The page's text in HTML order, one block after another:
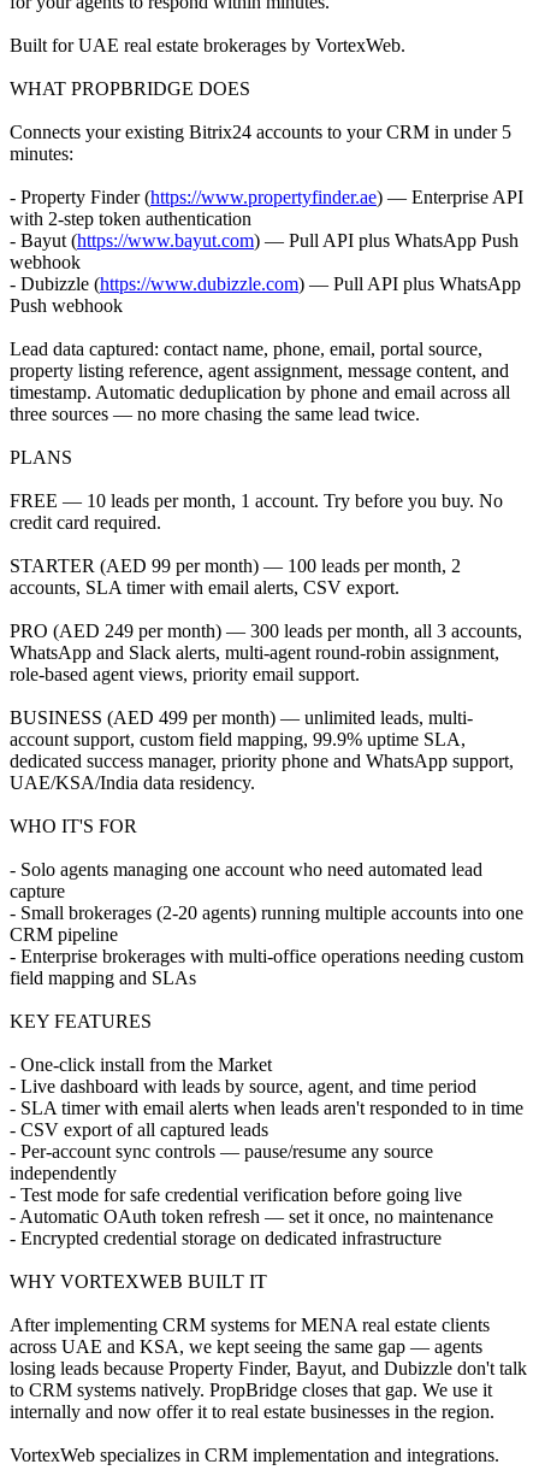
Built for UAE real estate brokerages by VortexWeb.
WHAT PROPBRIDGE DOES
Connects your existing Bitrix24 accounts to your CRM in under 5
minutes:
- Property Finder (https://www.propertyfinder.ae) — Enterprise API
with 2-step token authentication
- Bayut (https://www.bayut.com) — Pull API plus WhatsApp Push
webhook
- Dubizzle (https://www.dubizzle.com) — Pull API plus WhatsApp
Push webhook
Lead data captured: contact name, phone, email, portal source,
property listing reference, agent assignment, message content, and
timestamp. Automatic deduplication by phone and email across all
three sources — no more chasing the same lead twice.
PLANS
FREE — 10 leads per month, 1 account. Try before you buy. No
credit card required.
STARTER (AED 99 per month) — 100 leads per month, 2
accounts, SLA timer with email alerts, CSV export.
PRO (AED 249 per month) — 300 leads per month, all 3 accounts,
WhatsApp and Slack alerts, multi-agent round-robin assignment,
role-based agent views, priority email support.
BUSINESS (AED 499 per month) — unlimited leads, multi-
account support, custom field mapping, 99.9% uptime SLA,
dedicated success manager, priority phone and WhatsApp support,
UAE/KSA/India data residency.
WHO IT'S FOR
- Solo agents managing one account who need automated lead
capture
- Small brokerages (2-20 agents) running multiple accounts into one
CRM pipeline
- Enterprise brokerages with multi-office operations needing custom
field mapping and SLAs
KEY FEATURES
- One-click install from the Market
- Live dashboard with leads by source, agent, and time period
- SLA timer with email alerts when leads aren't responded to in time
- CSV export of all captured leads
- Per-account sync controls — pause/resume any source
independently
- Test mode for safe credential verification before going live
- Automatic OAuth token refresh — set it once, no maintenance
- Encrypted credential storage on dedicated infrastructure
WHY VORTEXWEB BUILT IT
After implementing CRM systems for MENA real estate clients
across UAE and KSA, we kept seeing the same gap — agents
losing leads because Property Finder, Bayut, and Dubizzle don't talk
to CRM systems natively. PropBridge closes that gap. We use it
internally and now offer it to real estate businesses in the region.
VortexWeb specializes in CRM implementation and integrations.